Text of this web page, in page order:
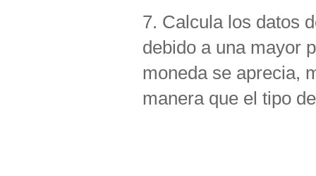
7. Calcula los datos
debido a una mayor
moneda se aprecia,
manera que el tipo